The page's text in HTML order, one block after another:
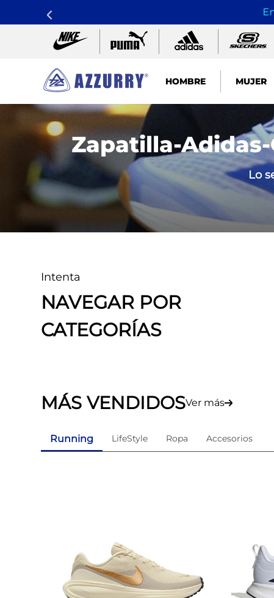
HOMBRE MUJER
Zapatilla-
Lo
Intenta
NAVEGAR POR
CATEGORÍAS
MÁS VENDIDOSVer más
Running LifeStyle Ropa Accesorios
TÉRMINOS MÁS BUSCADOS
1.
nike pacific
guayos
sandalias
tenis hombre
tenis mujer
guayos sintéticos
nike mujer